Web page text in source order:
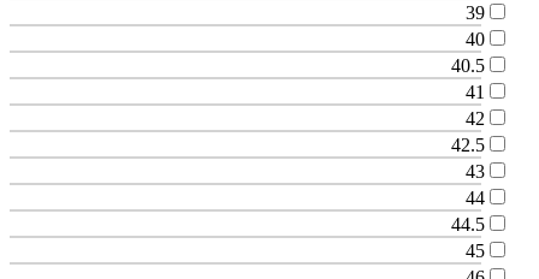
39
40
40.5
41
42
42.5
43
44
44.5
45